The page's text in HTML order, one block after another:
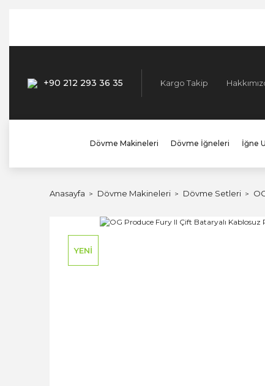
+90 212 293 36 35 Kargo Takip
Dövme Makineleri Dövme İğneleri İğne
Anasayfa Dövme Makineleri Dövme Setleri
YENİ